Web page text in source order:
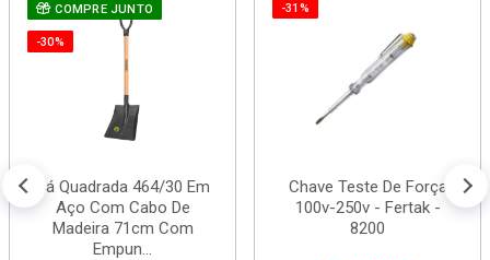
COMPRE JUNTO
-30%
Pá Quadrada 464/30 Em
Aço Com Cabo De
Madeira 71cm Com
Empun...
-31%
Chave Teste De Força
100v-250v - Fertak -
8200